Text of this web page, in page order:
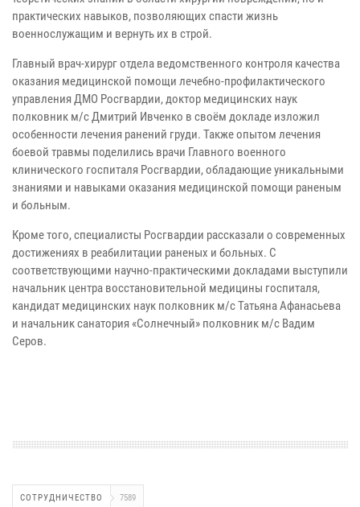
практических навыков, позволяющих спасти жизнь
военнослужащим и вернуть их в строй.
Главный врач-хирург отдела ведомственного контроля качества
оказания медицинской помощи лечебно-профилактического
управления ДМО Росгвардии, доктор медицинских наук
полковник м/с Дмитрий Ивченко в своём докладе изложил
особенности лечения ранений груди. Также опытом лечения
боевой травмы поделились врачи Главного военного
клинического госпиталя Росгвардии, обладающие уникальными
знаниями и навыками оказания медицинской помощи раненым
и больным.
Кроме того, специалисты Росгвардии рассказали о современных
достижениях в реабилитации раненых и больных. С
соответствующими научно-практическими докладами выступили
начальник центра восстановительной медицины госпиталя,
кандидат медицинских наук полковник м/с Татьяна Афанасьева
и начальник санатория «Солнечный» полковник м/с Вадим
Серов.
СОТРУДНИЧЕСТВО 7589